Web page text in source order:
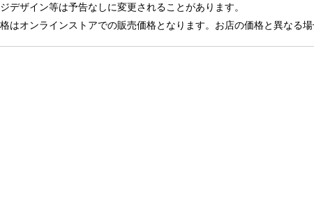
デザイン等は予告なしに変更されることがあります。
はオンラインストアでの販売価格となります。お店の価格と異なる場